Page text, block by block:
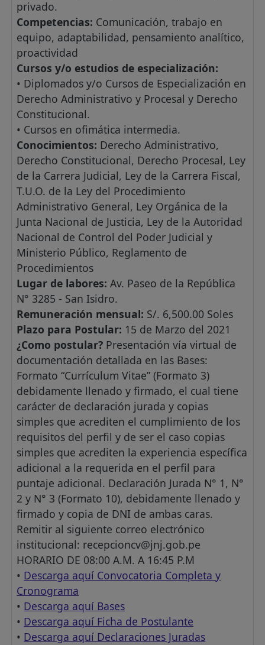
privado.
Competencias: Comunicación, trabajo en
equipo, adaptabilidad, pensamiento analítico,
proactividad
Cursos y/o estudios de especialización:
• Diplomados y/o Cursos de Especialización en
Derecho Administrativo y Procesal y Derecho
Constitucional.
• Cursos en ofimática intermedia.
Conocimientos: Derecho Administrativo,
Derecho Constitucional, Derecho Procesal, Ley
de la Carrera Judicial, Ley de la Carrera Fiscal,
T.U.O. de la Ley del Procedimiento
Administrativo General, Ley Orgánica de la
Junta Nacional de Justicia, Ley de la Autoridad
Nacional de Control del Poder Judicial y
Ministerio Público, Reglamento de
Procedimientos
Lugar de labores:Av. Paseo de la República
N° 3285 - San Isidro.
Remuneración mensual: S/. 6,500.00 Soles
Plazo para Postular: 15 de Marzo del 2021
¿Como postular? Presentación vía virtual de
documentación detallada en las Bases:
Formato “Currículum Vitae” (Formato 3)
debidamente llenado y firmado, el cual tiene
carácter de declaración jurada y copias
simples que acrediten el cumplimiento de los
requisitos del perfil y de ser el caso copias
simples que acrediten la experiencia específica
adicional a la requerida en el perfil para
puntaje adicional. Declaración Jurada N° 1, N°
2 y N° 3 (Formato 10), debidamente llenado y
firmado y copia de DNI de ambas caras.
Remitir al siguiente correo electrónico
institucional: recepcioncv@jnj.gob.pe
HORARIO DE 08:00 A.M. A 16:45 P.M
• Descarga aquí Convocatoria Completa y
Cronograma
• Descarga aquí Bases
• Descarga aquí Ficha de Postulante
• Descarga aquí Declaraciones Juradas